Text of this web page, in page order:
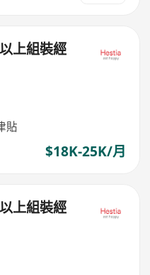
上組裝經
貼
$18K-25K/月
上組裝經